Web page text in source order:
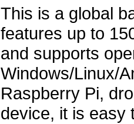
This is a global
features up to
and supports
Windows/Linux/
Raspberry Pi,
device, it is easy